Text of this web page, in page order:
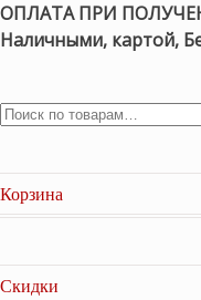
ОПЛАТА ПРИ
Наличными, картой,
Корзина
Скидки